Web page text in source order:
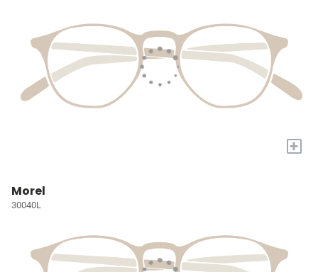
+
Morel
30040L